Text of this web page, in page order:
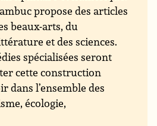
propose des articles
beaux-arts, du
et des sciences.
spécialisées seront
cette construction
dans l’ensemble des
écologie,